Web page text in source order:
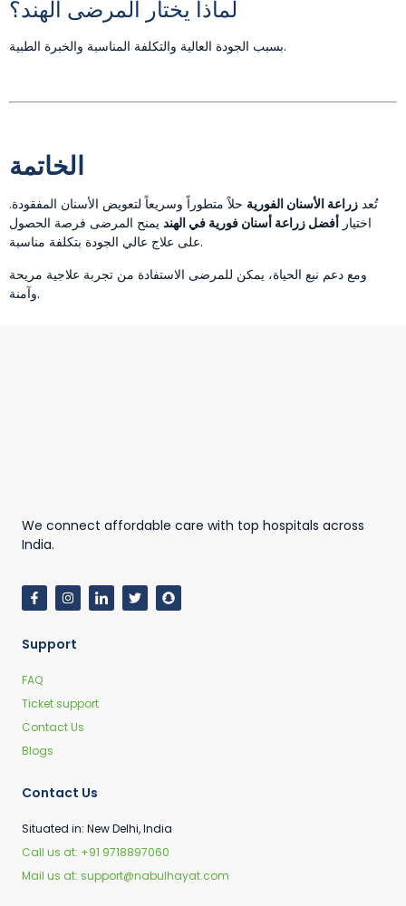
لماذا يختار المرضى الهند؟
بسبب الجودة العالية والتكلفة المناسبة والخبرة الطبية.
الخاتمة
تُعد زراعة الأسنان الفورية حلاً متطوراً وسريعاً لتعويض الأسنان المفقودة.
اختيار أفضل زراعة أسنان فورية في الهند يمنح المرضى فرصة الحصول
على علاج عالي الجودة بتكلفة مناسبة.
ومع دعم نبع الحياة، يمكن للمرضى الاستفادة من تجربة علاجية مريحة
وآمنة.
We connect affordable care with top hospitals across
India.
Support
FAQ
Ticket support
Contact Us
Blogs
Contact Us
Situated in: New Delhi, India
Call us at: +91 9718897060
Mail us at: support@nabulhayat.com